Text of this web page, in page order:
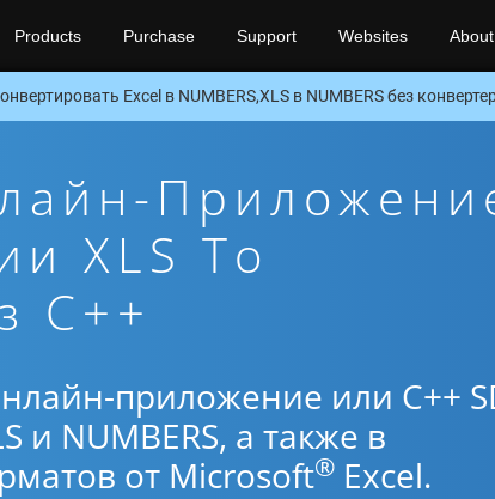
Products Purchase Support Websites About
Excel в NUMBERS,XLS в NUMBERS без
XLS To
C++
приложение или C++
и NUMBERS, а также в
от Microsoft® Excel.